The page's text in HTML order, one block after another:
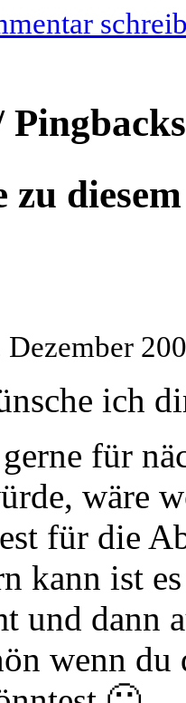
zu
Dezember
ich
für
wäre
für die
kann ist
und dann
wenn